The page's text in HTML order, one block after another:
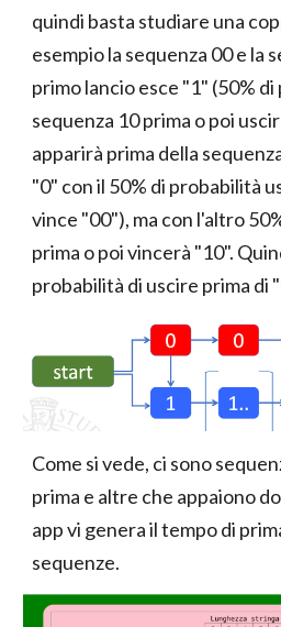
quindi basta studiare una
esempio la sequenza 00 e la
primo lancio esce "1" (50%
sequenza 10 prima o poi
apparirà prima della
"0" con il 50% di probabilità
vince "00"), ma con l'altro
prima o poi vincerà "10".
probabilità di uscire prima di
Come si vede, ci sono
prima e altre che appaiono
app vi genera il tempo di
sequenze.